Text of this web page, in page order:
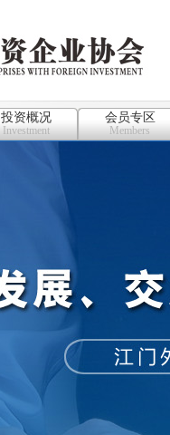
投资概况
Investment
会员专区
Members